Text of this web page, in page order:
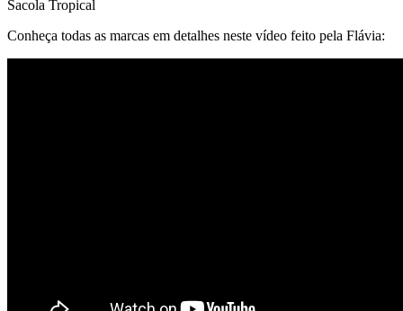
Sacola Tropical
Conheça todas as marcas em detalhes neste vídeo feito pela Flávia: